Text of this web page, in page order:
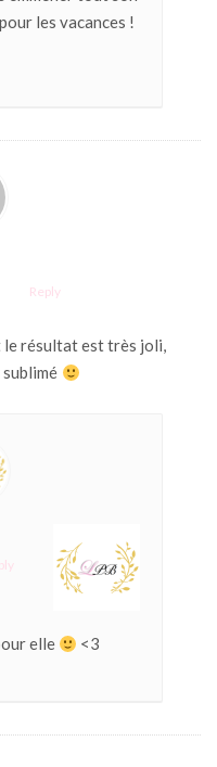
les vacances !
Reply
le résultat est très joli,
elle <3